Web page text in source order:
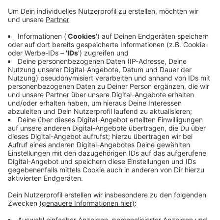
Die mags saniert innerhalb von zwei Tagen die
Fahrbahndecke der Volksbadstraße zwischen der
Peter-Krall-Straße und der Korschenbroicher Straße.
Dafür muss der Abschnitt komplett gesperrt werden.
Eine Umleitung führt unter anderem über die
Korschenbroicher Straße und Carl-Diem-Straße.
Radfahrer und Fußgänger können die Volksbadstraße
aber ganz normal nutzen. Am Mittwoch soll die
sanierte Straße dann auch wieder für Autos befahrbar
sein.
Anzeige